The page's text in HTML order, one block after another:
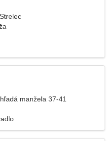
manžela 37-41